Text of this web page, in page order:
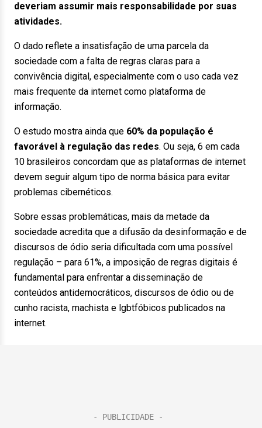
deveriam assumir mais responsabilidade por suas
atividades.
O dado reflete a insatisfação de uma parcela da
sociedade com a falta de regras claras para a
convivência digital, especialmente com o uso cada vez
mais frequente da internet como plataforma de
informação.
O estudo mostra ainda que 60% da população é
favorável à regulação das redes. Ou seja, 6 em cada
10 brasileiros concordam que as plataformas de internet
devem seguir algum tipo de norma básica para evitar
problemas cibernéticos.
Sobre essas problemáticas, mais da metade da
sociedade acredita que a difusão da desinformação e de
discursos de ódio seria dificultada com uma possível
regulação – para 61%, a imposição de regras digitais é
fundamental para enfrentar a disseminação de
conteúdos antidemocráticos, discursos de ódio ou de
cunho racista, machista e lgbtfóbicos publicados na
internet.